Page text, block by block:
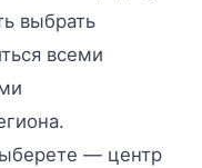
выбрать
всеми
— центр